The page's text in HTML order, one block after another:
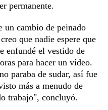
permanente.
un cambio de peinado
que nadie espere que
enfundé el vestido de
para hacer un vídeo.
paraba de sudar, así fue
más a menudo de
trabajo", concluyó.